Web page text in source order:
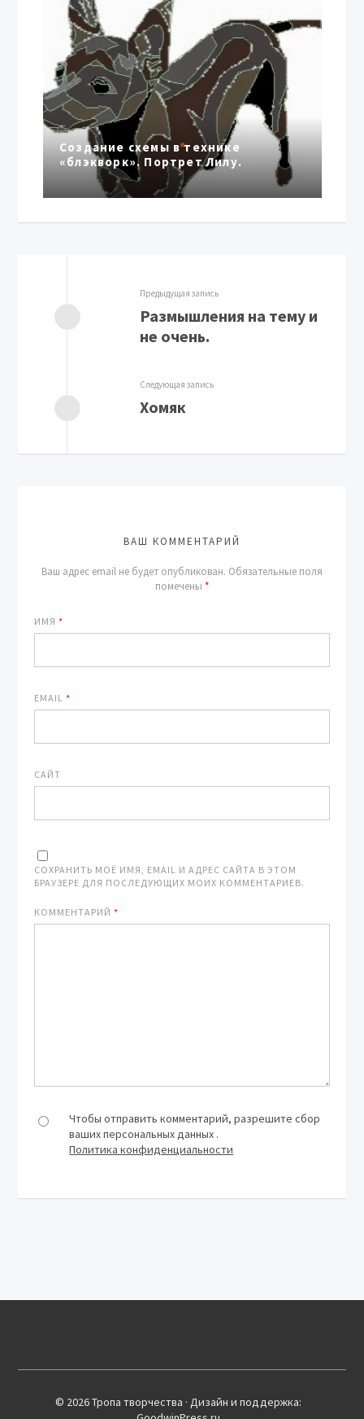
Создание схемы в технике
«блэкворк». Портрет Лилу.
Предыдущая запись
Размышления на тему и
не очень.
Следующая запись
Хомяк
ВАШ КОММЕНТАРИЙ
Ваш адрес email не будет опубликован. Обязательные поля
помечены *
ИМЯ*
EMAIL*
САЙТ
СОХРАНИТЬ МОЁ ИМЯ, EMAIL И АДРЕС САЙТА В ЭТОМ
БРАУЗЕРЕ ДЛЯ ПОСЛЕДУЮЩИХ МОИХ КОММЕНТАРИЕВ.
КОММЕНТАРИЙ*
Чтобы отправить комментарий, разрешите сбор
ваших персональных данных .
Политика конфиденциальности
© 2026 Тропа творчества · Дизайн и поддержка: